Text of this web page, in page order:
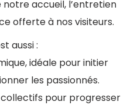
accueil, l’entretien
offerte à nos visiteurs.
aussi :
idéale pour initier
les passionnés.
pour progresser